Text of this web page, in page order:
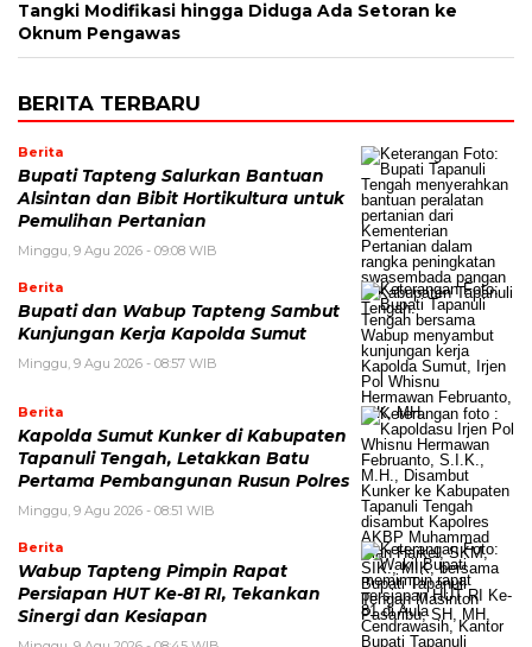
Tangki Modifikasi hingga Diduga Ada Setoran ke
Oknum Pengawas
BERITA TERBARU
Berita
Bupati Tapteng Salurkan Bantuan
Alsintan dan Bibit Hortikultura untuk
Pemulihan Pertanian
Minggu, 9 Agu 2026 - 09:08 WIB
Berita
Bupati dan Wabup Tapteng Sambut
Kunjungan Kerja Kapolda Sumut
Minggu, 9 Agu 2026 - 08:57 WIB
Berita
Kapolda Sumut Kunker di Kabupaten
Tapanuli Tengah, Letakkan Batu
Pertama Pembangunan Rusun Polres
Minggu, 9 Agu 2026 - 08:51 WIB
Berita
Wabup Tapteng Pimpin Rapat
Persiapan HUT Ke-81 RI, Tekankan
Sinergi dan Kesiapan